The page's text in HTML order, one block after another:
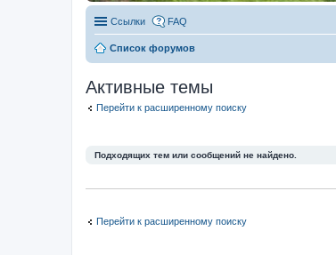
Ссылки FAQ
Список форумов
Активные темы
Перейти к расширенному поиску
Подходящих тем или сообщений не найдено.
Перейти к расширенному поиску